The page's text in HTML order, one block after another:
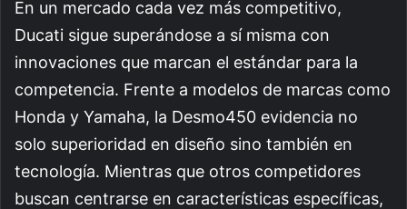
En un mercado cada vez más competitivo,
Ducati sigue superándose a sí misma con
innovaciones que marcan el estándar para la
competencia. Frente a modelos de marcas como
Honda y Yamaha, la Desmo450 evidencia no
solo superioridad en diseño sino también en
tecnología. Mientras que otros competidores
buscan centrarse en características específicas,